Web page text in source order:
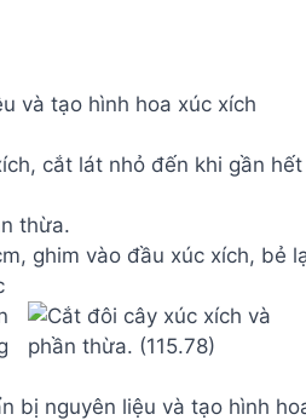
và tạo hình hoa xúc xích
cắt lát nhỏ đến khi gần
thừa.
ghim vào đầu xúc xích, bẻ
bị nguyên liệu và tạo hình